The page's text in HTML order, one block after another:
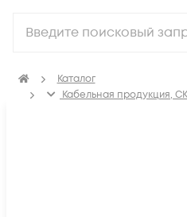
Каталог
Кабельная продукция,